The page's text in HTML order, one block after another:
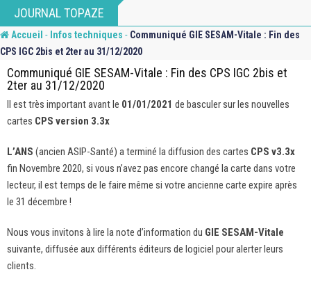
to
content
JOURNAL TOPAZE
Accueil - Infos techniques - Communiqué GIE SESAM-Vitale : Fin des
CPS IGC 2bis et 2ter au 31/12/2020
Communiqué GIE SESAM-Vitale : Fin des CPS IGC 2bis et
2ter au 31/12/2020
Il est très important avant le 01/01/2021 de basculer sur les nouvelles
cartes CPS version 3.3x
L’ANS (ancien ASIP-Santé) a terminé la diffusion des cartes CPS v3.3x
fin Novembre 2020, si vous n’avez pas encore changé la carte dans votre
lecteur, il est temps de le faire même si votre ancienne carte expire après
le 31 décembre !
Nous vous invitons à lire la note d’information du GIE SESAM-Vitale
suivante, diffusée aux différents éditeurs de logiciel pour alerter leurs
clients.